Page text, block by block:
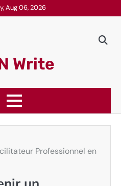
Aug 06, 2026
Write
Professionnel en